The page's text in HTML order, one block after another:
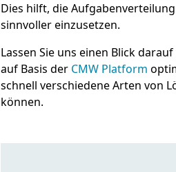
Dies hilft, die
sinnvoller einzusetzen.
Lassen Sie uns einen Blick
auf Basis der CMW Platform
schnell verschiedene Arten von
können.